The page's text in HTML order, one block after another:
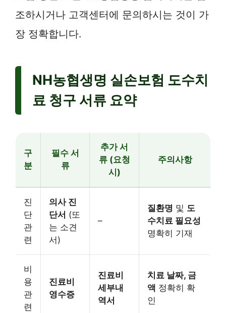
조하시거나 고객센터에 문의하시는 것이 가
장 정확합니다.
NH농협생명 실손보험 도수치
료 청구 서류 요약
구
분
필수 서
류
추가 서
류 (요청
시)
주의사항
진
단
관
련
의사 진
단서 (또
는 소견
서)
–
질환명 및 도
수치료 필요성
명확히 기재
비
용
관
련
진료비
영수증
진료비
세부내
역서
치료 날짜, 금
액 정확히 확
인